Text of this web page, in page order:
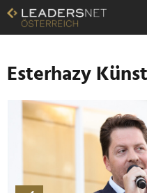
Zum
Inhalt
Zur
Navigation
Zur
Hauptnavigation
Esterhazy